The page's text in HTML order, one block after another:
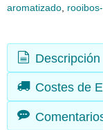
aromatizado
Descripción
Costes de